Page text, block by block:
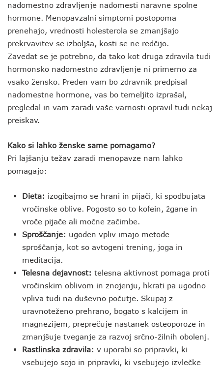
nadomestno zdravljenje nadomesti naravne spolne
hormone. Menopavzalni simptomi postopoma
prenehajo, vrednosti holesterola se zmanjšajo
prekrvavitev se izboljša, kosti se ne redčijo.
Zavedat se je potrebno, da tako kot druga zdravila tudi
hormonsko nadomestno zdravljenje ni primerno za
vsako žensko. Preden vam bo zdravnik predpisal
nadomestne hormone, vas bo temeljito izprašal,
pregledal in vam zaradi vaše varnosti opravil tudi nekaj
preiskav.
Kako si lahko ženske same pomagamo?
Pri lajšanju težav zaradi menopavze nam lahko
pomagajo:
Dieta: izogibajmo se hrani in pijači, ki spodbujata
vročinske oblive. Pogosto so to kofein, žgane in
vroče pijače ali močne začimbe.
Sproščanje: ugoden vpliv imajo metode
sproščanja, kot so avtogeni trening, joga in
meditacija.
Telesna dejavnost: telesna aktivnost pomaga proti
vročinskim oblivom in znojenju, hkrati pa ugodno
vpliva tudi na duševno počutje. Skupaj z
uravnoteženo prehrano, bogato s kalcijem in
magnezijem, preprečuje nastanek osteoporoze in
zmanjšuje tveganje za razvoj srčno-žilnih obolenj.
Rastlinska zdravila: v uporabi so pripravki, ki
vsebujejo sojo in pripravki, ki vsebujejo izvlečke